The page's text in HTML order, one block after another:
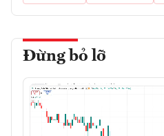
Đừng bỏ lỡ